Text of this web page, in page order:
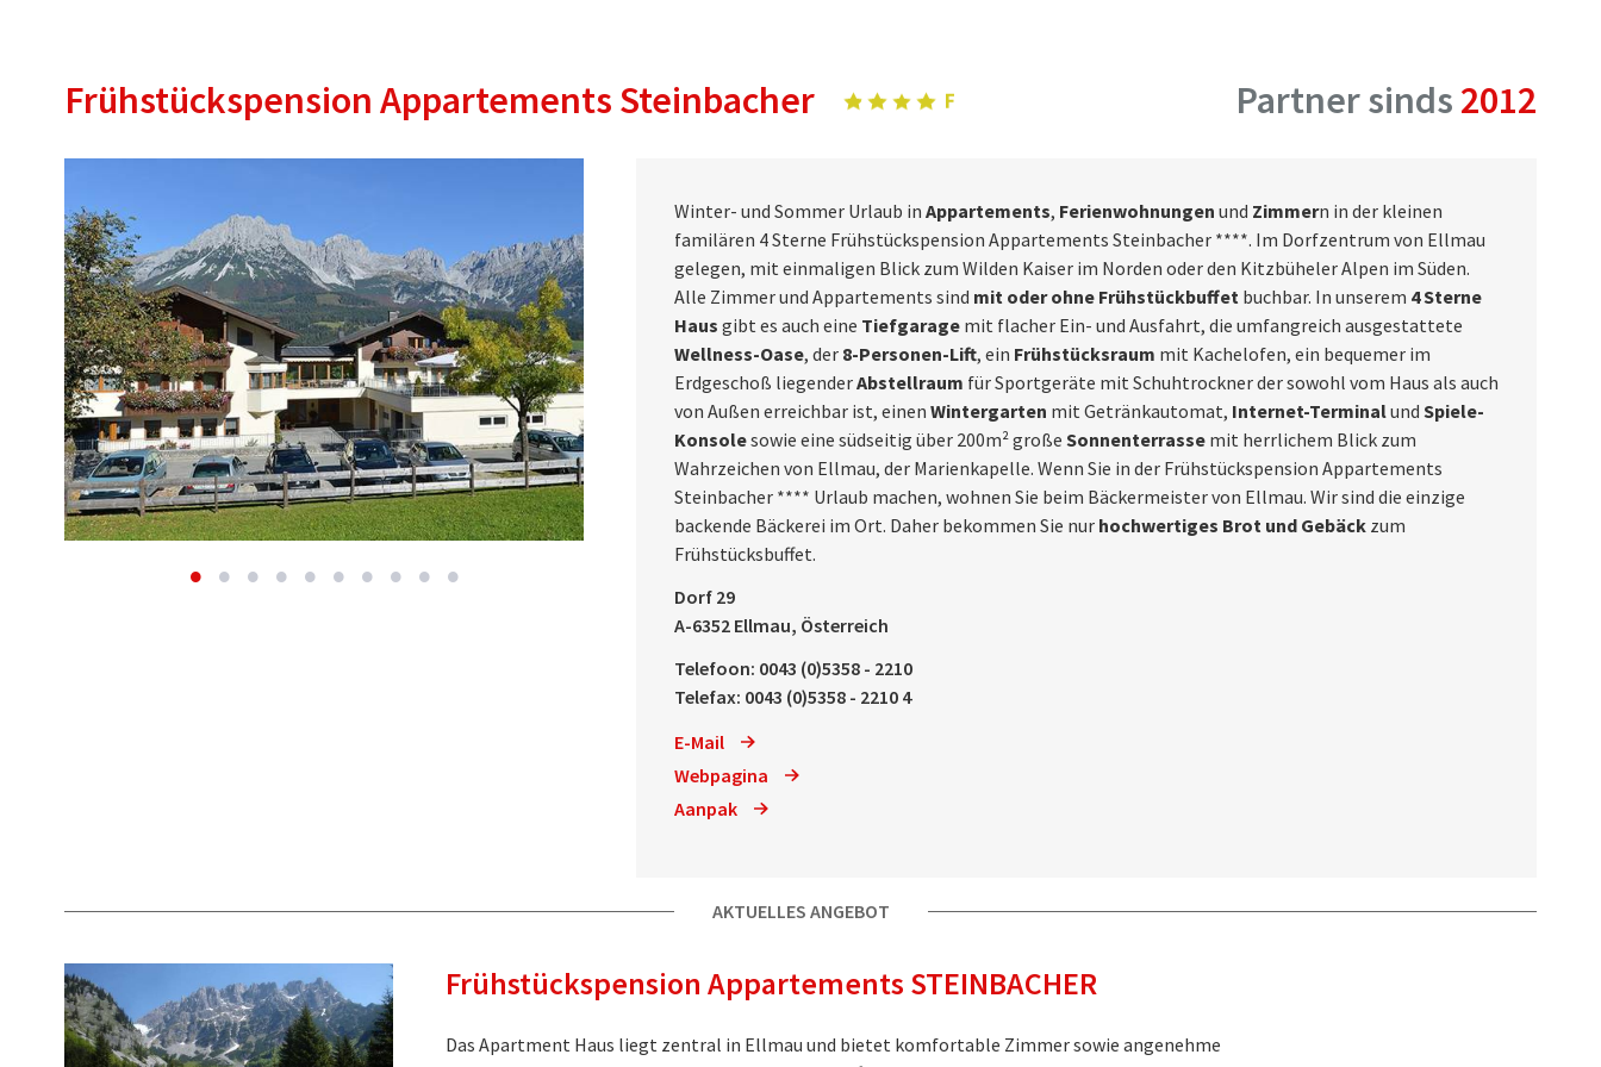
Frühstückspension Appartements Steinbacher Partner sinds 2012
Winter- und Sommer Urlaub in Appartements, Ferienwohnungen und Zimmern in der kleinen
familären 4 Sterne Frühstückspension Appartements Steinbacher ****. Im Dorfzentrum von Ellmau
gelegen, mit einmaligen Blick zum Wilden Kaiser im Norden oder den Kitzbüheler Alpen im Süden.
Alle Zimmer und Appartements sind mit oder ohne Frühstückbuffet buchbar. In unserem 4 Sterne
Haus gibt es auch eine Tiefgarage mit flacher Ein- und Ausfahrt, die umfangreich ausgestattete
Wellness-Oase, der 8-Personen-Lift, ein Frühstücksraum mit Kachelofen, ein bequemer im
Erdgeschoß liegenderAbstellraum für Sportgeräte mit Schuhtrockner der sowohl vom Haus als auch
von Außen erreichbar ist, einen Wintergarten mit Getränkautomat, Internet-Terminalund Spiele-
Konsolesowie eine südseitig über 200m² große Sonnenterrasse mit herrlichem Blick zum
Wahrzeichen von Ellmau, der Marienkapelle. Wenn Sie in der Frühstückspension Appartements
Steinbacher **** Urlaub machen, wohnen Sie beim Bäckermeister von Ellmau. Wir sind die einzige
backende Bäckerei im Ort. Daher bekommen Sie nur hochwertiges Brot und Gebäck zum
Frühstücksbuffet.
Dorf 29
A-6352 Ellmau, Österreich
Telefoon: 0043 (0)5358 - 2210
Telefax: 0043 (0)5358 - 2210 4
E-Mail
Webpagina
Aanpak
AKTUELLES ANGEBOT
Frühstückspension Appartements STEINBACHER
Das Apartment Haus liegt zentral in Ellmau und bietet komfortable Zimmer sowie angenehme